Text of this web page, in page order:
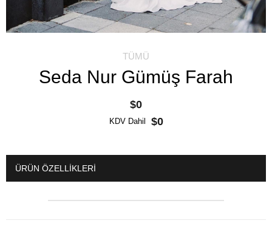
TÜMÜ
Seda Nur Gümüş Farah
$0
KDV Dahil $0
ÜRÜN ÖZELLIKLERI